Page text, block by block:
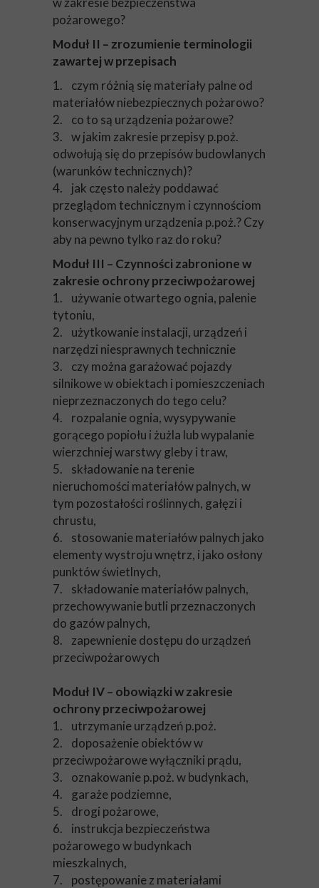
pożarowego?
Moduł II – zrozumienie terminologii
zawartej w przepisach
1. czym różnią się materiały palne od
materiałów niebezpiecznych pożarowo?
2. co to są urządzenia pożarowe?
3. w jakim zakresie przepisy p.poż.
odwołują się do przepisów budowlanych
(warunków technicznych)?
4. jak często należy poddawać
przeglądom technicznym i czynnościom
konserwacyjnym urządzenia p.poż.? Czy
aby na pewno tylko raz do roku?
Moduł III – Czynności zabronione w
zakresie ochrony przeciwpożarowej
1. używanie otwartego ognia, palenie
tytoniu,
2. użytkowanie instalacji, urządzeń i
narzędzi niesprawnych technicznie
3. czy można garażować pojazdy
silnikowe w obiektach i pomieszczeniach
nieprzeznaczonych do tego celu?
4. rozpalanie ognia, wysypywanie
gorącego popiołu i żużla lub wypalanie
wierzchniej warstwy gleby i traw,
5. składowanie na terenie
nieruchomości materiałów palnych, w
tym pozostałości roślinnych, gałęzi i
chrustu,
6. stosowanie materiałów palnych jako
elementy wystroju wnętrz, i jako osłony
punktów świetlnych,
7. składowanie materiałów palnych,
przechowywanie butli przeznaczonych
do gazów palnych,
8. zapewnienie dostępu do urządzeń
przeciwpożarowych
Moduł IV – obowiązki w zakresie
ochrony przeciwpożarowej
1. utrzymanie urządzeń p.poż.
2. doposażenie obiektów w
przeciwpożarowe wyłączniki prądu,
3. oznakowanie p.poż. w budynkach,
4. garaże podziemne,
5. drogi pożarowe,
6. instrukcja bezpieczeństwa
pożarowego w budynkach
mieszkalnych,
7. postępowanie z materiałami